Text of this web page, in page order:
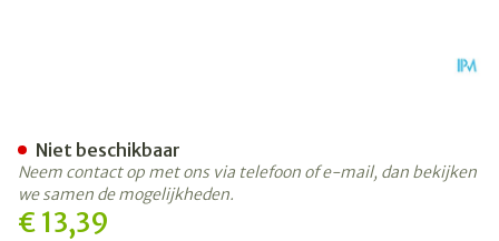
€ 13,39
Niet beschikbaar
Neem contact op met ons via telefoon of e-mail, dan bekijken
we samen de mogelijkheden.